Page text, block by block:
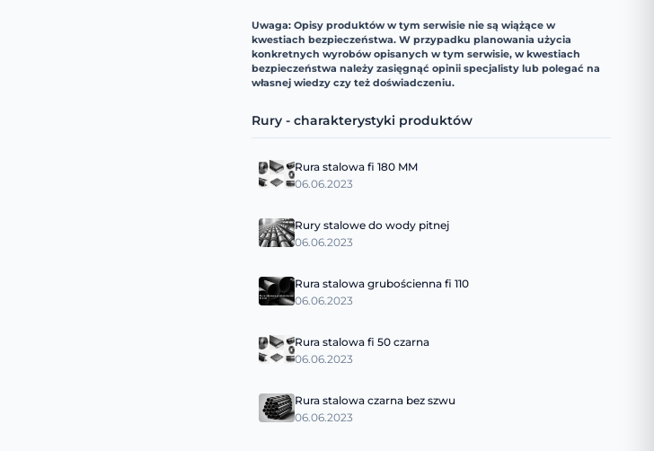
Uwaga: Opisy produktów w tym serwisie nie są wiążące w
kwestiach bezpieczeństwa. W przypadku planowania użycia
konkretnych wyrobów opisanych w tym serwisie, w kwestiach
bezpieczeństwa należy zasięgnąć opinii specjalisty lub polegać na
własnej wiedzy czy też doświadczeniu.
Rury - charakterystyki produktów
Rura stalowa fi 180 MM
06.06.2023
Rury stalowe do wody pitnej
06.06.2023
Rura stalowa grubościenna fi 110
06.06.2023
Rura stalowa fi 50 czarna
06.06.2023
Rura stalowa czarna bez szwu
06.06.2023